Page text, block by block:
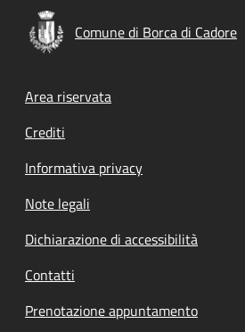
Comune di Borca di Cadore
Footer menu
Area riservata
Crediti
Informativa privacy
Note legali
Dichiarazione di accessibilità
Contatti
Prenotazione appuntamento